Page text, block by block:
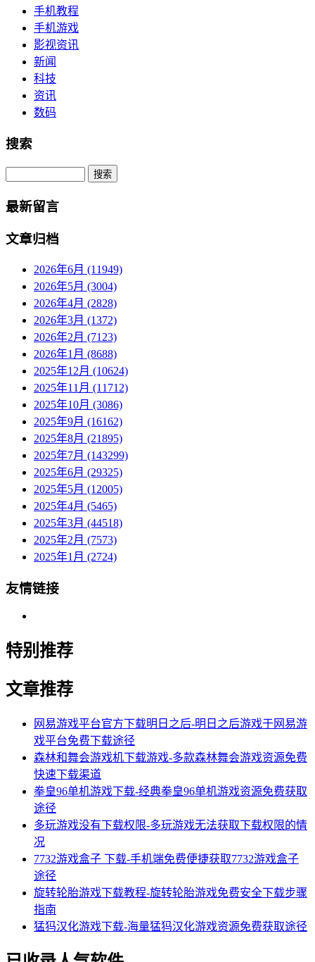
手机教程
手机游戏
影视资讯
新闻
科技
资讯
数码
搜索
Search
最新留言
文章归档
2026年6月 (11949)
2026年5月 (3004)
2026年4月 (2828)
2026年3月 (1372)
2026年2月 (7123)
2026年1月 (8688)
2025年12月 (10624)
2025年11月 (11712)
2025年10月 (3086)
2025年9月 (16162)
2025年8月 (21895)
2025年7月 (143299)
2025年6月 (29325)
2025年5月 (12005)
2025年4月 (5465)
2025年3月 (44518)
2025年2月 (7573)
2025年1月 (2724)
友情链接
特别推荐
文章推荐
网易游戏平台官方下载明日之后-明日之后游戏于网易游
戏平台免费下载途径
森林和舞会游戏机下载游戏-多款森林舞会游戏资源免费
快速下载渠道
拳皇96单机游戏下载-经典拳皇96单机游戏资源免费获取
途径
多玩游戏没有下载权限-多玩游戏无法获取下载权限的情
况
7732游戏盒子 下载-手机端免费便捷获取7732游戏盒子
途径
旋转轮胎游戏下载教程-旋转轮胎游戏免费安全下载步骤
指南
猛犸汉化游戏下载-海量猛犸汉化游戏资源免费获取途径